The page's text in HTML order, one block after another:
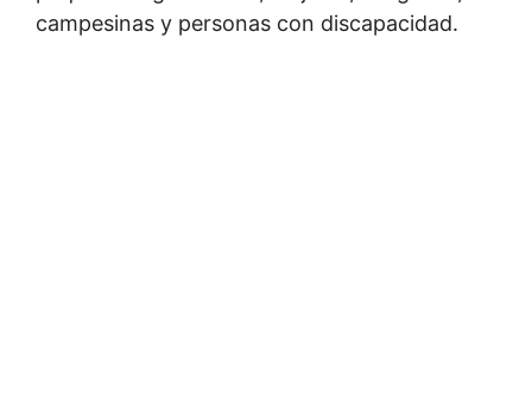
campesinas y personas con discapacidad.